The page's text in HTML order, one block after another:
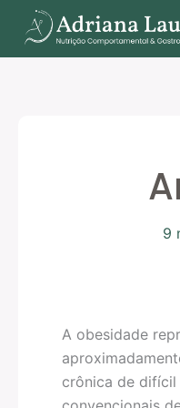
para
o
9
A obesidade
crônica de difícil